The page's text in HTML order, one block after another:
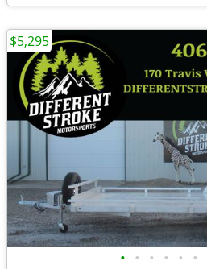
• • • • • •
$5,295